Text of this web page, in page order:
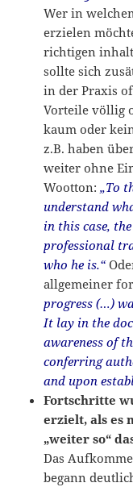
Wer in
erzielen
richtigen
sollte sich
in der Praxis
Vorteile völlig
kaum oder
z.B. haben
weiter ohne
Wootton:„To
understand
in this case,
professional
who he is.“
allgemeiner
progress (…)
It lay in the
awareness of
conferring
and upon
Fortschritte
erzielt, als es
„weiter so“
Das
begann